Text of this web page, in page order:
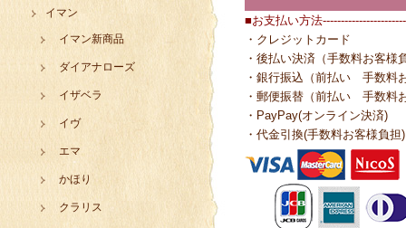
■お支払い方法
・クレジットカード
・後払い決済（手数料お客様
・銀行振込（前払い 手数料
・郵便振替（前払い 手数料
・PayPay(オンライン決済)
・代金引換(手数料お客様負担)
イマン
イマン新商品
ダイアナローズ
イザベラ
イヴ
エマ
かほり
クラリス